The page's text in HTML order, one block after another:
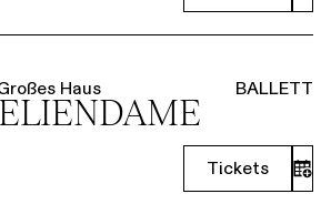
Haus BALLETT
Tickets